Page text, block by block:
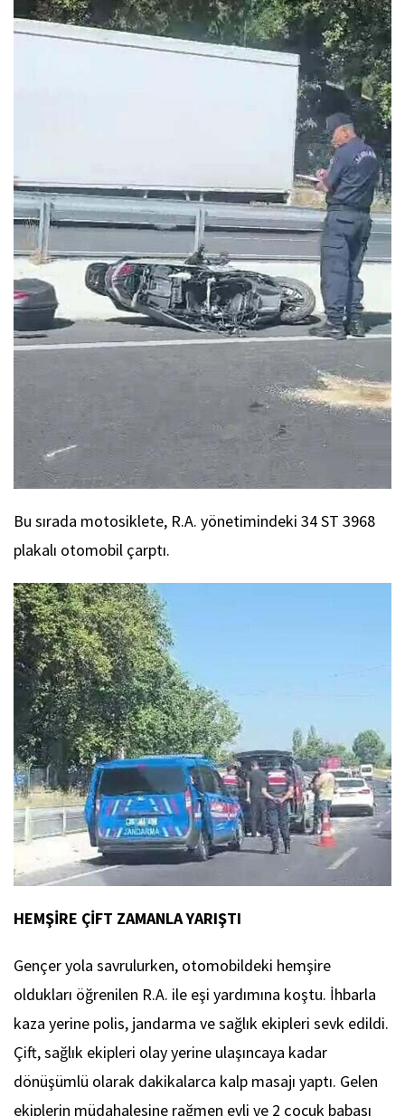
Bu sırada motosiklete, R.A. yönetimindeki 34 ST 3968
plakalı otomobil çarptı.
HEMŞİRE ÇİFT ZAMANLA YARIŞTI
Gençer yola savrulurken, otomobildeki hemşire
oldukları öğrenilen R.A. ile eşi yardımına koştu. İhbarla
kaza yerine polis, jandarma ve sağlık ekipleri sevk edildi.
Çift, sağlık ekipleri olay yerine ulaşıncaya kadar
dönüşümlü olarak dakikalarca kalp masajı yaptı. Gelen
ekiplerin müdahalesine rağmen evli ve 2 çocuk babası